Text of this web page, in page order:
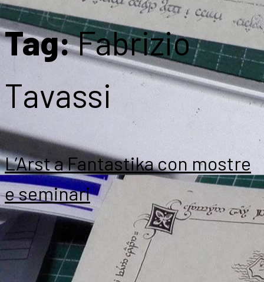
Tag:Fabrizio
Tavassi
L’Arst a Fantastika con mostre
e seminari